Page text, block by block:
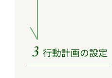
3 行動計画の設定